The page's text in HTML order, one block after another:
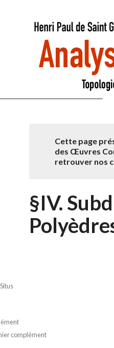
Cette page
des Œuvres
retrouver nos
§IV.
complément